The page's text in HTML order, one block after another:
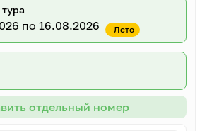
по 16.08.2026 Лето
отдельный номер